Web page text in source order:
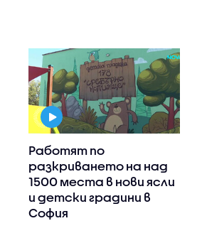
Работят по
разкриването на над
1500 места в нови ясли
и детски градини в
София